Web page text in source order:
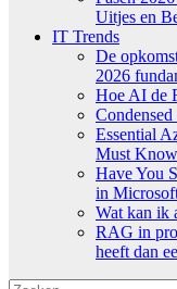
Uitjes en
IT Trends
De
2026
Hoe AI de
Essential
Must Know
Have You
in
Wat kan ik
RAG in
heeft dan